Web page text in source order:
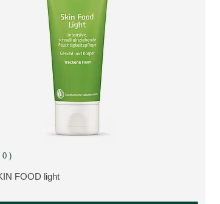
FOOD light
0 iš 5 žvaigždučių įvertino 0 klientų
0 )